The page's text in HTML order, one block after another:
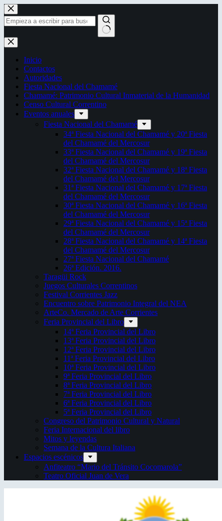
Saltar
al
contenido
Sin
resultados
Inicio
Contactos
Autoridades
Fiesta Nacional del Chamamé
Chamamé: Patrimonio Cultural Inmaterial de la Humanidad
Censo Cultural Correntino
Eventos anuales
Fiesta Nacional del Chamamé
34ª Fiesta Nacional del Chamamé y 20ª Fiesta
del Chamamé del Mercosur
33ª Fiesta Nacional del Chamamé y 19ª Fiesta
del Chamamé del Mercosur
32ª Fiesta Nacional del Chamamé y 18ª Fiesta
del Chamamé del Mercosur
31ª Fiesta Nacional del Chamamé y 17ª Fiesta
del Chamamé del Mercosur
30ª Fiesta Nacional del Chamamé y 16ª Fiesta
del Chamamé del Mercosur
29ª Fiesta Nacional del Chamamé y 15ª Fiesta
del Chamamé del Mercosur
28ª Fiesta Nacional del Chamamé y 14ª Fiesta
del Chamamé del Mercosur
27ª Fiesta Nacional del Chamamé
26ª Edición. 2016.
Taragüi Rock
Juegos Culturales Correntinos
Festival Corrientes Jazz
Encuentro sobre Patrimonio Integral del NEA
ArteCo. Mercado de Arte Corrientes
Feria Provincial del Libro
14ª Feria Provincial del Libro
13ª Feria Provincial del Libro
12ª Feria Provincial del Libro
11ª Feria Provincial del Libro
10ª Feria Provincial del Libro
9ª Feria Provincial del Libro
8ª Feria Provincial del Libro
7ª Feria Provincial del Libro
6ª Feria Provincial del Libro
5ª Feria Provincial del Libro
Congreso del Patrimonio Cultural y Natural
Feria Internacional del libro
Mitos y leyendas
Semana de la Cultura Italiana
Espacios escénicos
Anfiteatro “Mario del Tránsito Cocomarola”
Teatro Oficial Juan de Vera